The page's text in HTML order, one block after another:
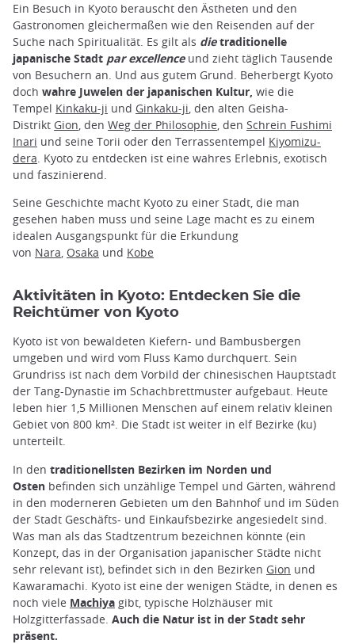
Ein Besuch in Kyoto berauscht den Ästheten und den
Gastronomen gleichermaßen wie den Reisenden auf der
Suche nach Spiritualität. Es gilt als dietraditionelle
japanische Stadt par excellence und zieht täglich Tausende
von Besuchern an. Und aus gutem Grund. Beherbergt Kyoto
doch wahre Juwelen der japanischen Kultur, wie die
Tempel Kinkaku-ji und Ginkaku-ji, den alten Geisha-
Distrikt Gion, den Weg der Philosophie, den Schrein Fushimi
Inari und seine Torii oder den Terrassentempel Kiyomizu-
dera. Kyoto zu entdecken ist eine wahres Erlebnis, exotisch
und faszinierend.
Seine Geschichte macht Kyoto zu einer Stadt, die man
gesehen haben muss und seine Lage macht es zu einem
idealen Ausgangspunkt für die Erkundung
von Nara, Osaka und Kobe
Aktivitäten in Kyoto: Entdecken Sie die
Reichtümer von Kyoto
Kyoto ist von bewaldeten Kiefern- und Bambusbergen
umgeben und wird vom Fluss Kamo durchquert. Sein
Grundriss ist nach dem Vorbild der chinesischen Hauptstadt
der Tang-Dynastie im Schachbrettmuster aufgebaut. Heute
leben hier 1,5 Millionen Menschen auf einem relativ kleinen
Gebiet von 800 km². Die Stadt ist weiter in elf Bezirke (ku)
unterteilt.
In den traditionellsten Bezirken im Norden und
Osten befinden sich unzählige Tempel und Gärten, während
in den moderneren Gebieten um den Bahnhof und im Süden
der Stadt Geschäfts- und Einkaufsbezirke angesiedelt sind.
Was man als das Stadtzentrum bezeichnen könnte (ein
Konzept, das in der Organisation japanischer Städte nicht
sehr relevant ist), befindet sich in den Bezirken Gion und
Kawaramachi. Kyoto ist eine der wenigen Städte, in denen es
noch viele Machiya gibt, typische Holzhäuser mit
Holzgitterfassade. Auch die Natur ist in der Stadt sehr
präsent.